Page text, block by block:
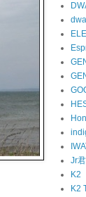
Jr君
K2
K2